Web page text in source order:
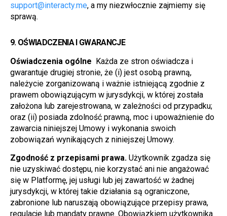
support@interacty.me, a my niezwłocznie zajmiemy się
sprawą.
9. OŚWIADCZENIA I GWARANCJE
Oświadczenia ogólne Każda ze stron oświadcza i
gwarantuje drugiej stronie, że (i) jest osobą prawną,
należycie zorganizowaną i ważnie istniejącą zgodnie z
prawem obowiązującym w jurysdykcji, w której została
założona lub zarejestrowana, w zależności od przypadku;
oraz (ii) posiada zdolność prawną, moc i upoważnienie do
zawarcia niniejszej Umowy i wykonania swoich
zobowiązań wynikających z niniejszej Umowy.
Zgodność z przepisami prawa. Użytkownik zgadza się
nie uzyskiwać dostępu, nie korzystać ani nie angażować
się w Platformę, jej usługi lub jej zawartość w żadnej
jurysdykcji, w której takie działania są ograniczone,
zabronione lub naruszają obowiązujące przepisy prawa,
regulacje lub mandaty prawne. Obowiązkiem użytkownika